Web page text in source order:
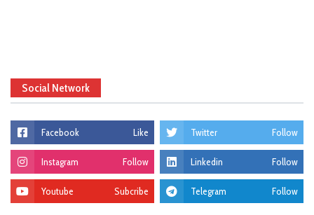
Social Network
Facebook Like Twitter Follow
Instagram Follow Linkedin Follow
Youtube Subcribe Telegram Follow